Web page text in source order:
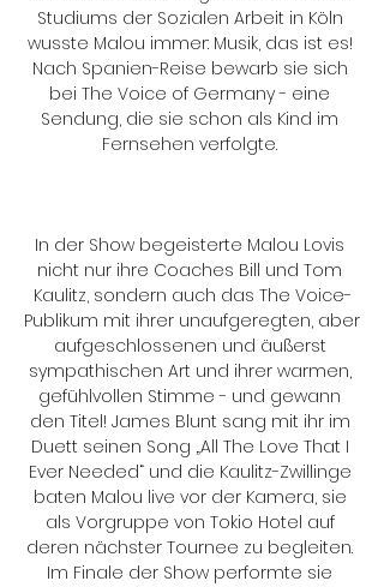
Studiums der Sozialen Arbeit in Köln
wusste Malou immer: Musik, das ist es!
Nach Spanien-Reise bewarb sie sich
bei The Voice of Germany - eine
Sendung, die sie schon als Kind im
Fernsehen verfolgte.
In der Show begeisterte Malou Lovis
nicht nur ihre Coaches Bill und Tom
Kaulitz, sondern auch das The Voice-
Publikum mit ihrer unaufgeregten, aber
aufgeschlossenen und äußerst
sympathischen Art und ihrer warmen,
gefühlvollen Stimme - und gewann
den Titel! James Blunt sang mit ihr im
Duett seinen Song „All The Love That I
Ever Needed“ und die Kaulitz-Zwillinge
baten Malou live vor der Kamera, sie
als Vorgruppe von Tokio Hotel auf
deren nächster Tournee zu begleiten.
Im Finale der Show performte sie